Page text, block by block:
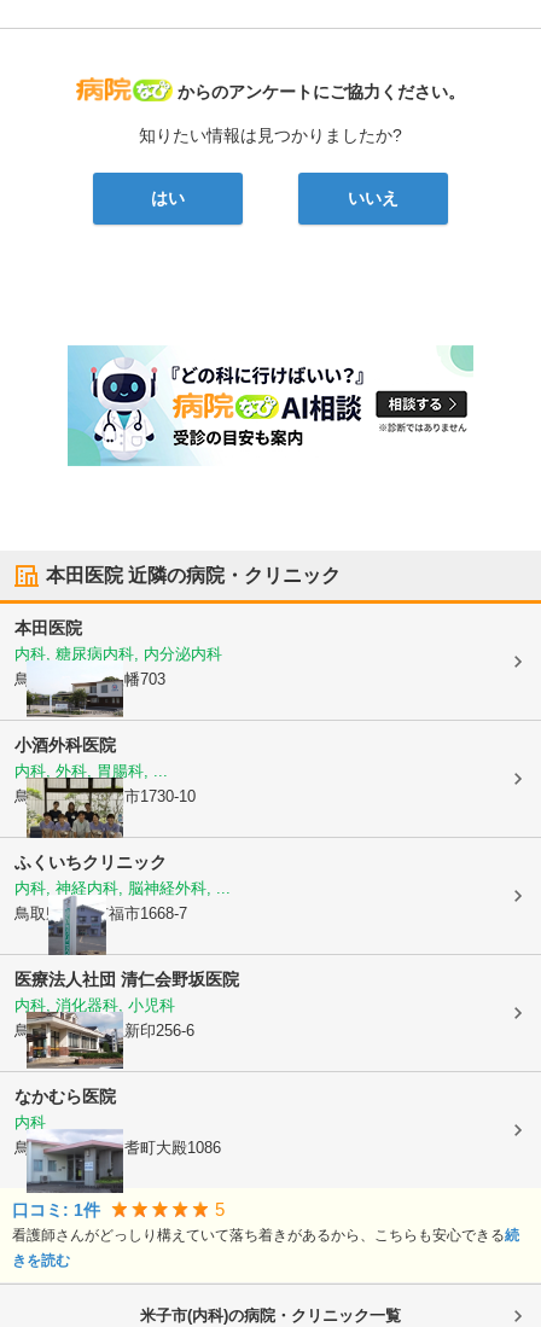
病院なび
からのアンケートにご協力ください。
知りたい情報は見つかりましたか?
はい いいえ
本田医院近隣の病院・クリニック
本田医院
内科, 糖尿病内科, 内分泌内科
鳥取県米子市八幡703
小酒外科医院
内科, 外科, 胃腸科, ...
鳥取県米子市福市1730-10
ふくいちクリニック
内科, 神経内科, 脳神経外科, ...
鳥取県米子市福市1668-7
医療法人社団 清仁会野坂医院
内科, 消化器科, 小児科
鳥取県米子市上新印256-6
なかむら医院
内科
鳥取県西伯郡伯耆町大殿1086
口コミ: 1件 5
看護師さんがどっしり構えていて落ち着きがあるから、こちらも安心できる続
きを読む
米子市(内科)の病院・クリニック一覧